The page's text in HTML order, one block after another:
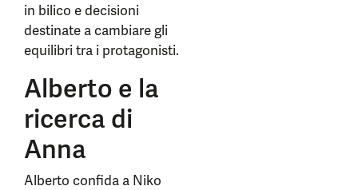
in bilico e decisioni
destinate a cambiare gli
equilibri tra i protagonisti.
Alberto e la
ricerca di
Anna
Alberto confida a Niko